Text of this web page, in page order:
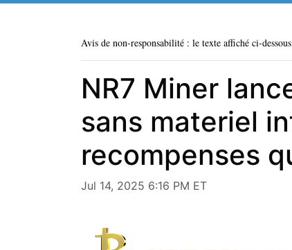
Avis de non-responsabilité : le texte affiché ci-
NR7 Miner
sans materiel
recompenses
Jul 14, 2025 6:16 PM ET